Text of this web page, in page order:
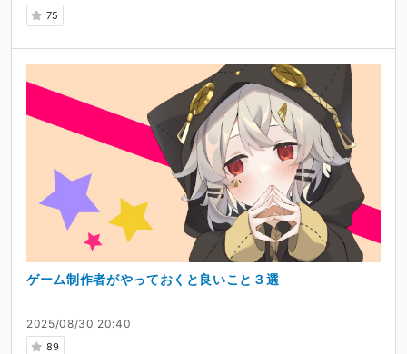
75
2025/08/30 20:40
89
ゲーム制作者がやっておくと良いこと３選